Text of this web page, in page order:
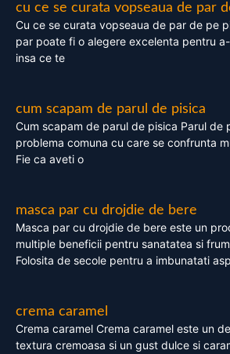
cu ce se curata vopseaua de par
Cu ce se curata vopseaua de par de pe
par poate fi o alegere excelenta pentru
insa ce te
cum scapam de parul de pisica
Cum scapam de parul de pisica Parul de
problema comuna cu care se confrunta
Fie ca aveti o
masca par cu drojdie de bere
Masca par cu drojdie de bere este un
multiple beneficii pentru sanatatea si
Folosita de secole pentru a imbunatati
crema caramel
Crema caramel Crema caramel este un
textura cremoasa si un gust dulce si